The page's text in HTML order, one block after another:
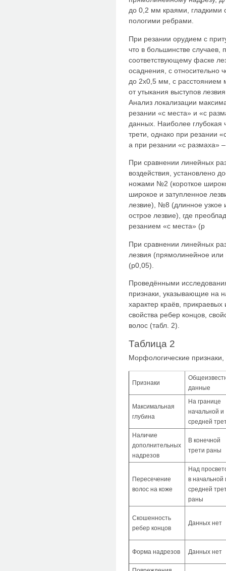
до 0,2 мм краями, гладкими
пологими ребрами.
При резании орудием с
что в большинстве
соответствующему фаске
осаднения, с относительно
до 2х0,5 мм, с
от утыкания выступов
Анализ локализации
резании «с места» и «с
данных. Наиболее глубокая
трети, однако при резании
а при резании «с размаха»
При сравнении линейных
воздействия, установлено
ножами №2 (короткое
широкое и затупленное
лезвие), №8 (длинное узкое
острое лезвие), где
резанием «с места» (p
При сравнении линейных
лезвия (прямолинейное или
(p0,05).
Проведёнными
признаки, указывающие на
характер краёв,
свойства ребер концов,
волос (табл. 2).
Таблица 2
Морфологические
Признаки
данные
Максимальная
глубина
На границе
начальной и
средней
Наличие
дополнительных
надрезов
В конечной
трети раны
Пересечение
волос на коже
Над
в начальной
средней
раны
Скошенность
ребер концов
Данных нет
Форма надрезов Данных нет